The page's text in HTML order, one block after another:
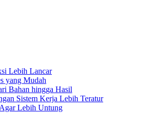
Lebih Lancar
yang Mudah
Bahan hingga Hasil
Sistem Kerja Lebih Teratur
Lebih Untung